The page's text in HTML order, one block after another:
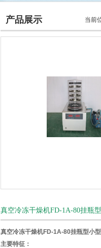
产品展示 当前
真空冷冻干燥机FD-1A-80挂瓶
真空冷冻干燥机FD-1A-80挂瓶型小
主要特征：